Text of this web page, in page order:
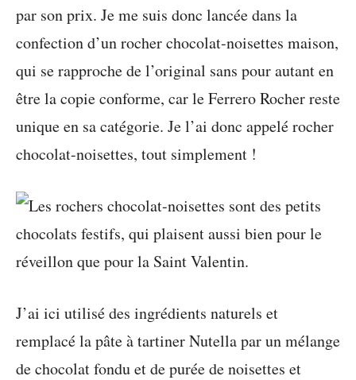
par son prix. Je me suis donc lancée dans la
confection d’un rocher chocolat-noisettes maison,
qui se rapproche de l’original sans pour autant en
être la copie conforme, car le Ferrero Rocher reste
unique en sa catégorie. Je l’ai donc appelé rocher
chocolat-noisettes, tout simplement !
J’ai ici utilisé des ingrédients naturels et
remplacé la pâte à tartiner Nutella par un mélange
de chocolat fondu et de purée de noisettes et